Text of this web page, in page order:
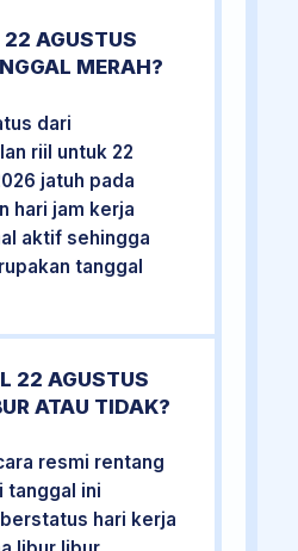
AGUSTUS
MERAH?
dari
riil untuk 22
jatuh pada
hari jam kerja
aktif sehingga
tanggal
22 AGUSTUS
ATAU TIDAK?
resmi rentang
tanggal ini
hari kerja